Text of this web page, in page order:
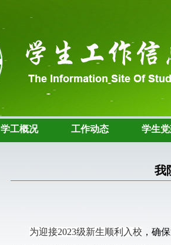
学工概况 工作动态 学生
我
为迎接2023级新生顺利入校 ，确